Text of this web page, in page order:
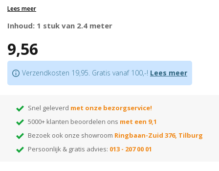
kabelgoot. De rechte folieplint is verkrijgbaar in meer dan 175 kleuren.
Prijs is per lengte van 2.4 meter
niet nodig is
Bijpassende profielenin hetzelfde decor verkrijgbaar
Je bevestigt deze plint metlijmof eenonzichtbaar clipsysteem
Let op:houd rekening met +/- 5% snijverlies tijdens montage.
Lees meer
Inhoud: 1 stuk van 2.4 meter
9,56
Verzendkosten 19,95. Gratis vanaf 100,-! Lees meer
Snel geleverd met onze bezorgservice!
5000+ klanten beoordelen ons met een 9,1
Bezoek ook onze showroom Ringbaan-Zuid 376, Tilburg
Persoonlijk & gratis advies: 013 - 207 00 01